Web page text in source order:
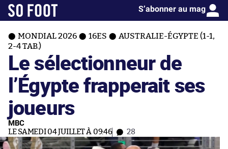
S’abonner au mag
MONDIAL 2026 16ES
AUSTRALIE-ÉGYPTE (1-1,
2-4 TAB.)
Le sélectionneur de
l’Égypte frapperait ses
joueurs
MBC
LE SAMEDI 04 JUILLET À 09:46 28